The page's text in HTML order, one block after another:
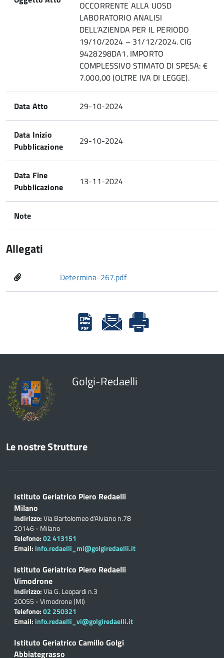
OCCORRENTE ALLA UOSD
LABORATORIO ANALISI
DELL’AZIENDA PER IL PERIODO
19/10/2024 – 31/12/2024. CIG
9428298DA1. IMPORTO
COMPLESSIVO STIMATO DI SPESA: €
7.000,00 (OLTRE IVA DI LEGGE).
Data Atto 29-10-2024
Data Inizio
Pubblicazione
29-10-2024
Data Fine
Pubblicazione
13-11-2024
Note
Allegati
Determina-267.pdf
Golgi-Redaelli
Le nostre Strutture
Istituto Geriatrico Piero Redaelli
Milano
Indirizzo:Via Bartolomeo d'Alviano n.78
20146 - Milano
Telefono:02 413151
Email: info.redaelli_mi@golgiredaelli.it
Istituto Geriatrico Piero Redaelli
Vimodrone
Indirizzo:Via G. Leopardi n.3
20055 - Vimodrone (MI)
Telefono:02 250321
Email: info.redaelli_vi@golgiredaelli.it
Istituto Geriatrico Camillo Golgi
Abbiategrasso